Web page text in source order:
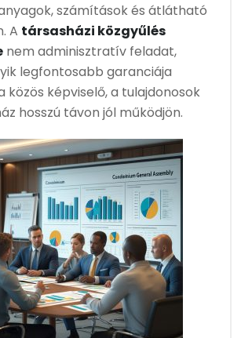
számítások és átlátható
A társasházi közgyűlés
nem adminisztratív feladat,
legfontosabb garanciája
közös képviselő, a tulajdonosok
hosszú távon jól működjön.